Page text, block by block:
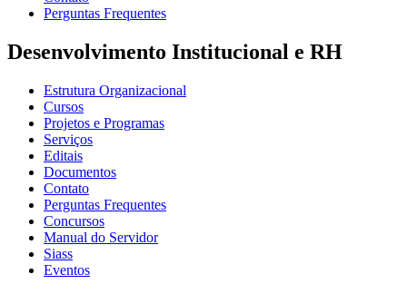
Perguntas Frequentes
Desenvolvimento Institucional e RH
Estrutura Organizacional
Cursos
Projetos e Programas
Serviços
Editais
Documentos
Contato
Perguntas Frequentes
Concursos
Manual do Servidor
Siass
Eventos